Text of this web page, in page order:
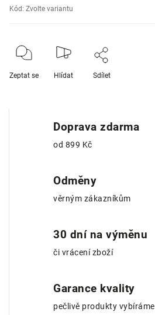
Kód: Zvolte variantu
Zeptat se Hlídat Sdílet
Doprava zdarma
od 899 Kč
Odměny
věrným zákazníkům
30 dní na výměnu
či vrácení zboží
Garance kvality
pečlivě produkty vybíráme